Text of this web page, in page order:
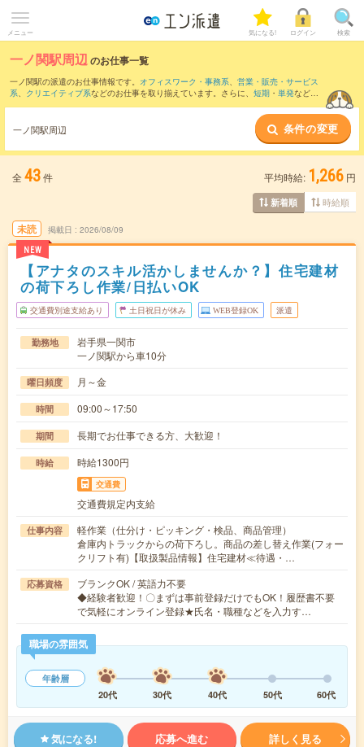
メニュー 気になる! ログイン 検索
一ノ関駅周辺のお仕事一覧
一ノ関駅の派遣のお仕事情報です。 オフィスワーク・事務系、 営業・販売・サービス
系、 クリエイティブ系などのお仕事を取り揃えています。さらに、 短期 ・ 単発などの
また、前沢駅・
など近隣駅のお仕事もご確認い
ただけます。
一ノ関駅周辺 条件の変更
全 43件 平均時給: 1,266 円
新着順 時給順
未読
NEW
掲載日 2026/08/09
【アナタのスキル活かしませんか？】住宅建材
の荷下ろし作業/日払いOK
交通費別途支給あり 土日祝日が休み WEB登録OK 派遣
勤務地
岩手県一関市
一ノ関駅から車10分
曜日頻度 月～金
時間 09:00～17:50
期間 長期でお仕事できる方、大歓迎！
時給 時給1300円
交通費
交通費規定内支給
仕事内容
軽作業（仕分け・ピッキング・検品、商品管理）
倉庫内トラックからの荷下ろし。商品の差し替え作業(フォー
クリフト有)【取扱製品情報】住宅建材≪待遇・…
応募資格
ブランクOK / 英語力不要
◆経験者歓迎！〇まずは事前登録だけでもOK！履歴書不要
で気軽にオンライン登録★氏名・職種などを入力す…
職場の雰囲気
年齢層
20代
30代 40代 50代 60代
気になる! 応募へ進む 詳しく見る